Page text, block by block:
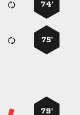
74’
75’
79’